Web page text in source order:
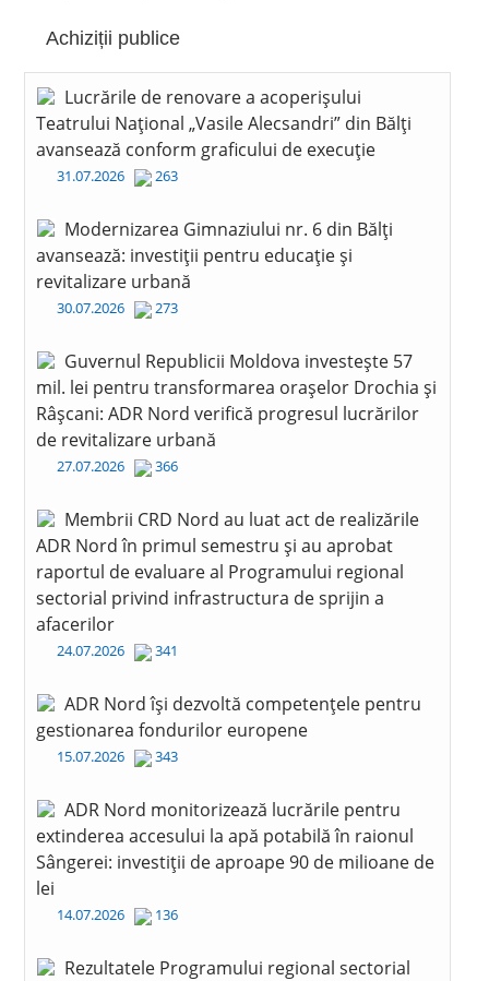
Achiziții publice
Lucrările de renovare a acoperișului
Teatrului Național „Vasile Alecsandri” din Bălți
avansează conform graficului de execuție
31.07.2026 263
Modernizarea Gimnaziului nr. 6 din Bălți
avansează: investiții pentru educație și
revitalizare urbană
30.07.2026 273
Guvernul Republicii Moldova investește 57
mil. lei pentru transformarea orașelor Drochia și
Râșcani: ADR Nord verifică progresul lucrărilor
de revitalizare urbană
27.07.2026 366
Membrii CRD Nord au luat act de realizările
ADR Nord în primul semestru și au aprobat
raportul de evaluare al Programului regional
sectorial privind infrastructura de sprijin a
afacerilor
24.07.2026 341
ADR Nord își dezvoltă competențele pentru
gestionarea fondurilor europene
15.07.2026 343
ADR Nord monitorizează lucrările pentru
extinderea accesului la apă potabilă în raionul
Sângerei: investiții de aproape 90 de milioane de
lei
14.07.2026 136
Rezultatele Programului regional sectorial